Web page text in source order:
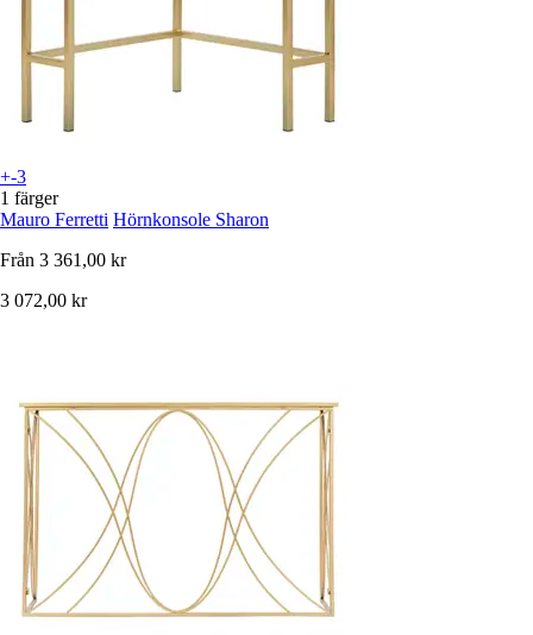
+-3
1 färger
Mauro Ferretti Hörnkonsole Sharon
Från 3 361,00 kr
3 072,00 kr